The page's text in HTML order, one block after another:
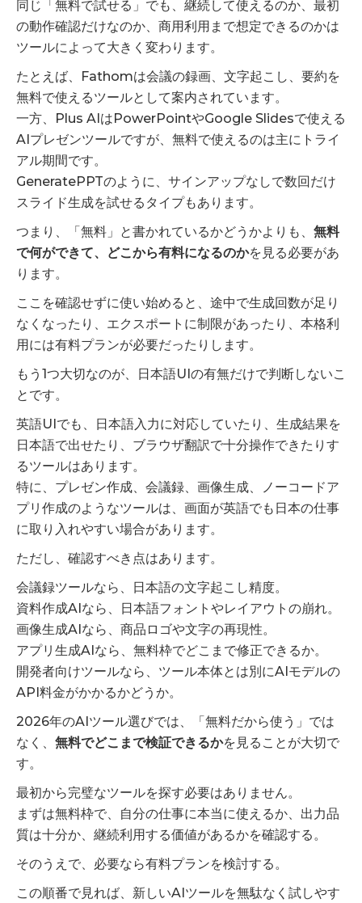
同じ「無料で試せる」でも、継続して使えるのか、最初
の動作確認だけなのか、商用利用まで想定できるのかは
ツールによって大きく変わります。
たとえば、Fathomは会議の録画、文字起こし、要約を
無料で使えるツールとして案内されています。
一方、Plus AIはPowerPointやGoogle Slidesで使える
AIプレゼンツールですが、無料で使えるのは主にトライ
アル期間です。
GeneratePPTのように、サインアップなしで数回だけ
スライド生成を試せるタイプもあります。
つまり、「無料」と書かれているかどうかよりも、 無料
で何ができて、どこから有料になるのかを見る必要があ
ります。
ここを確認せずに使い始めると、途中で生成回数が足り
なくなったり、エクスポートに制限があったり、本格利
用には有料プランが必要だったりします。
もう1つ大切なのが、日本語UIの有無だけで判断しないこ
とです。
英語UIでも、日本語入力に対応していたり、生成結果を
日本語で出せたり、ブラウザ翻訳で十分操作できたりす
るツールはあります。
特に、プレゼン作成、会議録、画像生成、ノーコードア
プリ作成のようなツールは、画面が英語でも日本の仕事
に取り入れやすい場合があります。
ただし、確認すべき点はあります。
会議録ツールなら、日本語の文字起こし精度。
資料作成AIなら、日本語フォントやレイアウトの崩れ。
画像生成AIなら、商品ロゴや文字の再現性。
アプリ生成AIなら、無料枠でどこまで修正できるか。
開発者向けツールなら、ツール本体とは別にAIモデルの
API料金がかかるかどうか。
2026年のAIツール選びでは、「無料だから使う」では
なく、 無料でどこまで検証できるかを見ることが大切で
す。
最初から完璧なツールを探す必要はありません。
まずは無料枠で、自分の仕事に本当に使えるか、出力品
質は十分か、継続利用する価値があるかを確認する。
そのうえで、必要なら有料プランを検討する。
この順番で見れば、新しいAIツールを無駄なく試しやす